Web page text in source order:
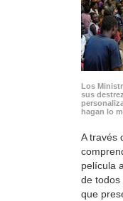
Los
sus
hagan lo
A través
película
de todos
que